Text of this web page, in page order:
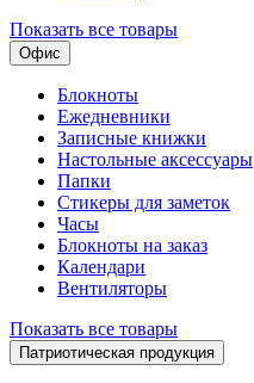
Показать все товары
Офис
Блокноты
Ежедневники
Записные книжки
Настольные аксессуары
Папки
Стикеры для заметок
Часы
Блокноты на заказ
Календари
Вентиляторы
Показать все товары
Патриотическая продукция